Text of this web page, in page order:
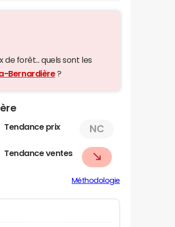
de forêt... quels sont les
Bernardière?
Tendance prix NC
Tendance ventes
Méthodologie